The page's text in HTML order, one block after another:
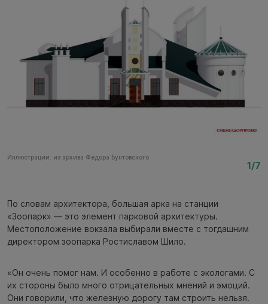
Иллюстрации: из архива Фёдора Бунтовского
1/7
По словам архитектора, большая арка на станции
«Зоопарк» — это элемент парковой архитектуры.
Местоположение вокзала выбирали вместе с тогдашним
директором зоопарка Ростиславом Шило.
«Он очень помог нам. И особенно в работе с экологами. С
их стороны было много отрицательных мнений и эмоций.
Они говорили, что железную дорогу там строить нельзя.